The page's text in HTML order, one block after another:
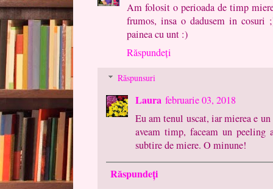
Am folosit o perioada de timp
frumos, insa o dadusem in
painea cu unt :)
Răspundeți
Răspunsuri
Laura februarie 03, 2018
Eu am tenul uscat, iar mierea e
aveam timp, faceam un
subtire de miere. O minune!
Răspundeți